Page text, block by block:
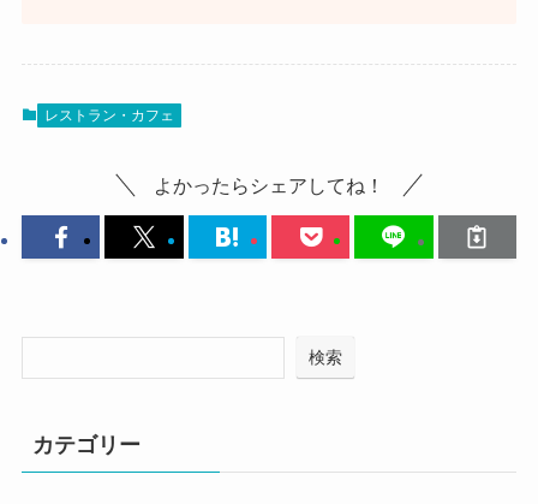
レストラン・カフェ
よかったらシェアしてね！
検索
カテゴリー